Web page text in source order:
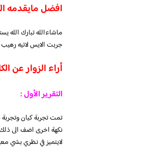
افضل مايقدمه
ماشاءالله تبارك الله
جربت الايس لاتيه
أراء الزوار عن
التقرير الأول :
تمت تجربة كيان
نكهة اخرى اضف الى
لايتميز في نظري بشي